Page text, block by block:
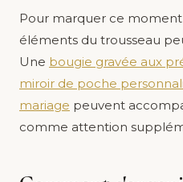
Pour marquer ce
éléments du trousseau
Une bougie gravée aux
miroir de poche
mariage peuvent
comme attention